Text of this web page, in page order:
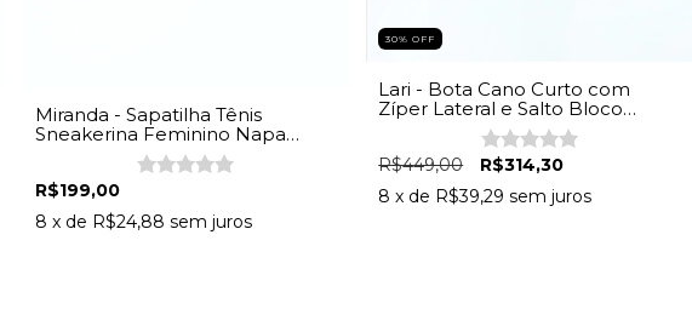
Miranda - Sapatilha Tênis
Sneakerina Feminino Napa
R$199,00
8 x de R$24,88 sem juros
30% OFF
Lari - Bota Cano Curto com
Zíper Lateral e Salto Bloco
Grosso Preta
R$449,00
R$314,30
8 x de R$39,29 sem juros